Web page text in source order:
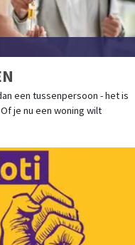
een tussenpersoon - het is
je nu een woning wilt